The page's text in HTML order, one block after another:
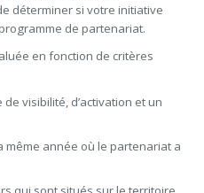
déterminer si votre initiative
de partenariat.
en fonction de critères
visibilité, d’activation et un
même année où le partenariat a